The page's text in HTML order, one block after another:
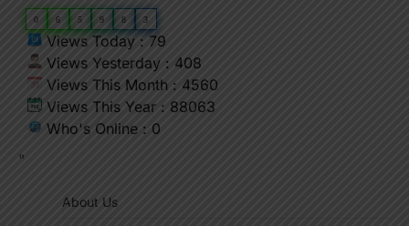
0 6 5 9 8 3
Views Today : 79
Views Yesterday : 408
Views This Month : 4560
Views This Year : 88063
Who's Online : 0
"
About Us